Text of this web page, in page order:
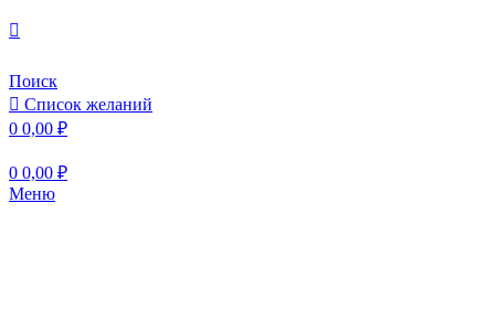
Поиск
Список желаний
0 0,00 ₽
0 0,00 ₽
Меню